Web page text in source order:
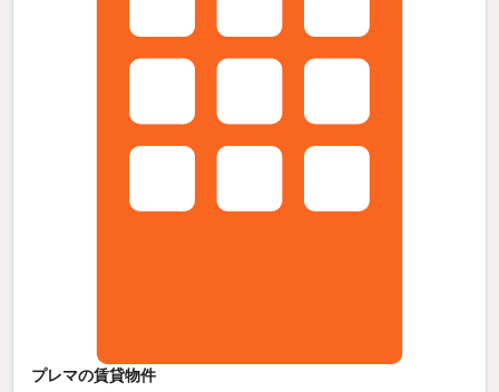
プレマの賃貸物件